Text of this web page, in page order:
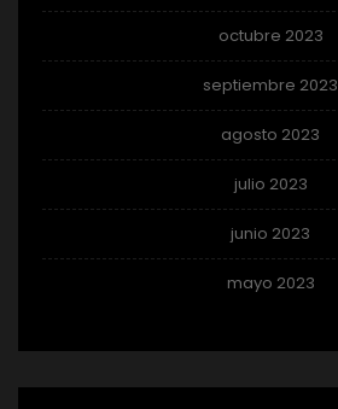
octubre 2023
septiembre 2023
agosto 2023
julio 2023
junio 2023
mayo 2023